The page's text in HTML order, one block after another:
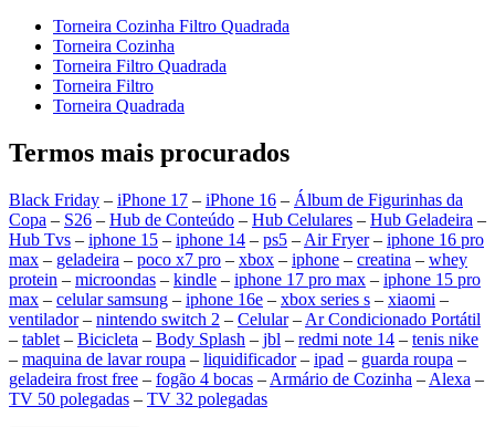
Torneira Cozinha Filtro Quadrada
Torneira Cozinha
Torneira Filtro Quadrada
Torneira Filtro
Torneira Quadrada
Termos mais procurados
Black Friday – iPhone 17 – iPhone 16 – Álbum de Figurinhas da
Copa – S26 – Hub de Conteúdo – Hub Celulares – Hub Geladeira –
Hub Tvs – iphone 15 – iphone 14 – ps5 – Air Fryer– iphone 16 pro
max – geladeira – poco x7 pro – xbox – iphone – creatina – whey
protein – microondas – kindle – iphone 17 pro max – iphone 15 pro
max – celular samsung – iphone 16e – xbox series s – xiaomi –
ventilador– nintendo switch 2 – Celular– Ar Condicionado Portátil
– tablet – Bicicleta – Body Splash – jbl – redmi note 14 – tenis nike
– maquina de lavar roupa – liquidificador– ipad – guarda roupa –
geladeira frost free – fogão 4 bocas – Armário de Cozinha – Alexa –
TV 50 polegadas – TV 32 polegadas